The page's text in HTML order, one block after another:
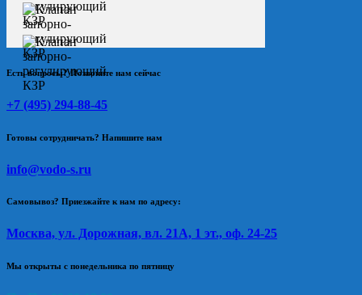
Есть вопросы? Позвоните нам сейчас
+7 (495) 294-88-45
Готовы сотрудничать? Напишите нам
info@vodo-s.ru
Самовывоз? Приезжайте к нам по адресу:
Москва, ул. Дорожная, вл. 21А, 1 эт., оф. 24-25
Мы открыты с понедельника по пятницу